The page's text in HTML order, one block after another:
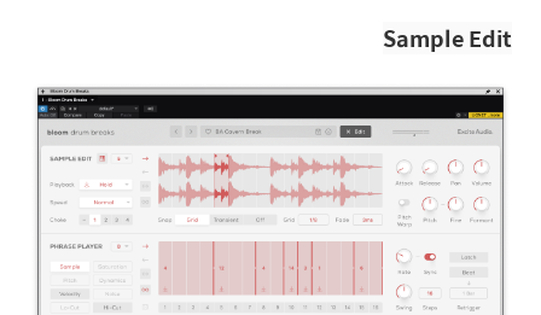
Sample Edit